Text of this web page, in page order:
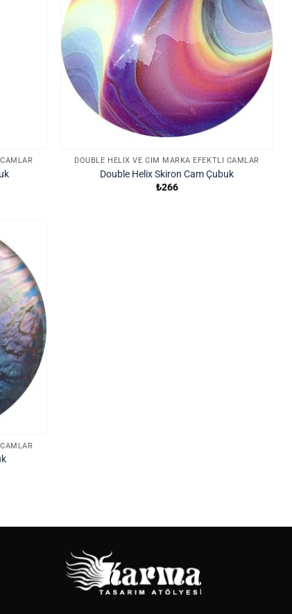
DOUBLE HELIX VE CIM MARKA EFEKTLI CAMLAR
Double Helix Skiron Cam Çubuk
₺266